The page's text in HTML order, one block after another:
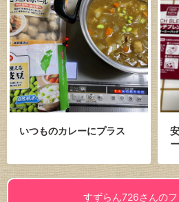
いつものカレーにプラス
すずらん726さんの